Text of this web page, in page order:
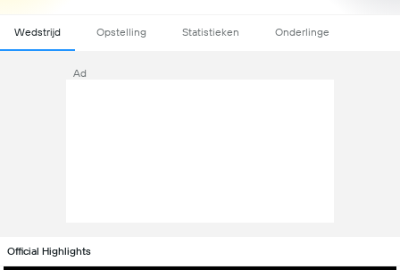
Wedstrijd Opstelling Statistieken Onderlinge
Ad
Official Highlights